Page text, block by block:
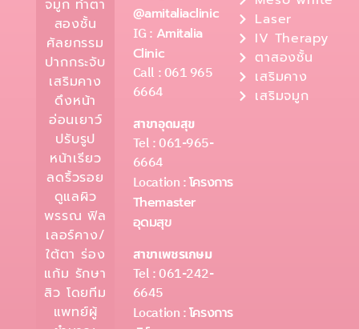
จมูก ทำตา
สองชั้น
ศัลยกรรม
ปากกระจับ
เสริมคาง
ดึงหน้า
อ่อนเยาว์
ปรับรูป
หน้าเรียว
ลดริ้วรอย
ดูแลผิว
พรรณ ฟิล
เลอร์คาง/
ใต้ตา ร่อง
แก้ม รักษา
สิว โดยทีม
แพทย์ผู้
@amitaliaclinic
IG : Amitalia
Clinic
Call : 061 965
6664
สาขาอุดมสุข
Tel : 061-965-
6664
Location :โครงการ
Themaster
อุดมสุข
สาขาเพชรเกษม
Tel : 061-242-
6645
Location :โครงการ
Laser
IV Therapy
ตาสองชั้น
เสริมคาง
เสริมจมูก